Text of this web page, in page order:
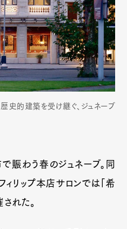
史的建築を受け継ぐ、ジュネーブ
わう春のジュネーブ。同
リップ本店サロンでは「希
れた。